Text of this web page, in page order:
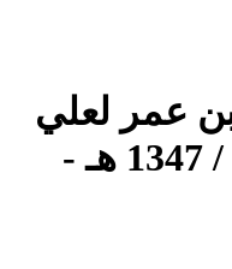
عمر لعلي
(و: 1287هـ - 1870م / 1347 هـ -